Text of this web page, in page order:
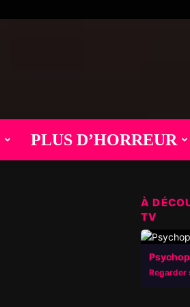
PLUS D’HORREUR
À
TV
Regarder